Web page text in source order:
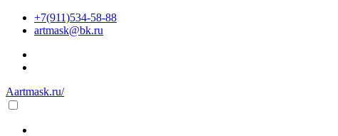
+7(911)534-58-88
artmask@bk.ru
Aartmask.ru/